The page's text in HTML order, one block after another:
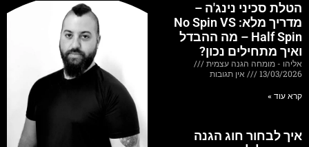
הטלת סכיני נינג'ה –
מדריך מלא: No Spin VS
Half Spin – מה ההבדל
ואיך מתחילים נכון?
אליהו - מומחה הגנה עצמית
13/03/2026
אין תגובות
קרא עוד »
איך לבחור חוג הגנה